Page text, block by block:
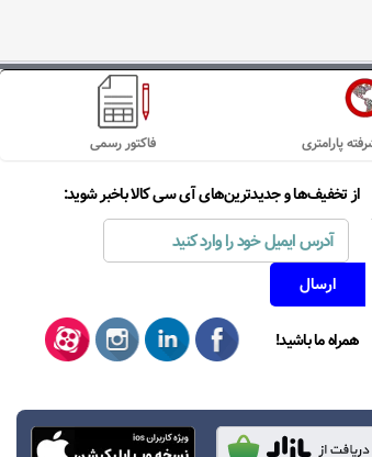
فاکتور رسمی پارامتری
از تخفیف‌ها و جدیدترین‌های آی سی کالا باخبر شوید:
همراه ما باشید!